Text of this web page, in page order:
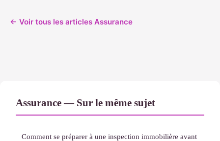
← Voir tous les articles Assurance
Assurance — Sur le même sujet
Comment se préparer à une inspection immobilière avant